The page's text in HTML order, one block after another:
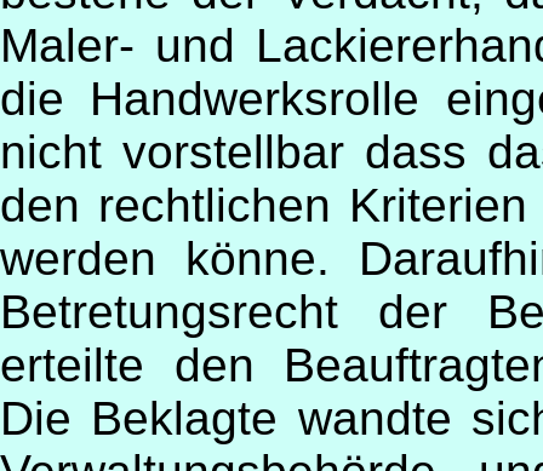
Maler- und
die Handwerksrolle
nicht vorstellbar dass
den rechtlichen
werden könne.
Betretungsrecht der
erteilte den
Die Beklagte wandte